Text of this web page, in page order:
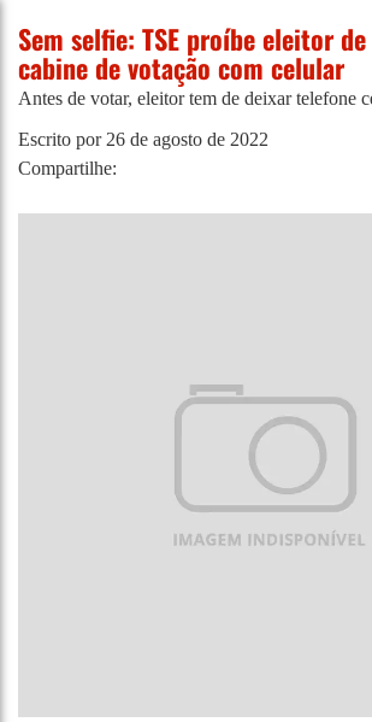
Sem selfie: TSE proíbe eleitor
cabine de votação com celular
Antes de votar, eleitor tem de deixar telefone
Escrito por 26 de agosto de 2022
Compartilhe: